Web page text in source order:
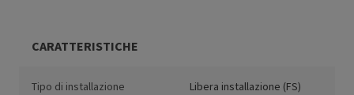
CARATTERISTICHE
Tipo di installazione Libera installazione (FS)